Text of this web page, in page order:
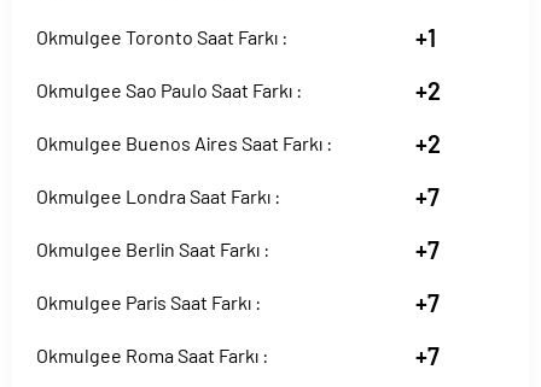
Okmulgee Toronto Saat Farkı : +1
Okmulgee Sao Paulo Saat Farkı : +2
Okmulgee Buenos Aires Saat Farkı : +2
Okmulgee Londra Saat Farkı : +7
Okmulgee Berlin Saat Farkı : +7
Okmulgee Paris Saat Farkı : +7
Okmulgee Roma Saat Farkı : +7